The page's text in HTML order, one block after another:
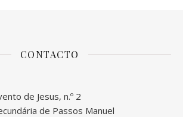
CONTACTO
de Jesus, n.º 2
de Passos Manuel